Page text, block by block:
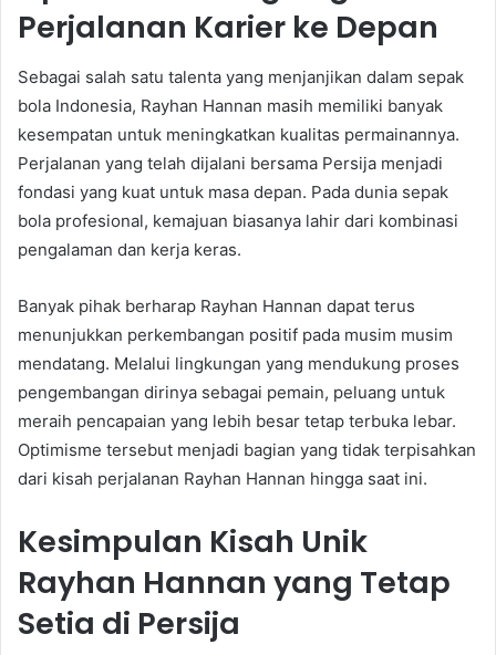
Perjalanan Karier ke Depan
Sebagai salah satu talenta yang menjanjikan dalam sepak
bola Indonesia, Rayhan Hannan masih memiliki banyak
kesempatan untuk meningkatkan kualitas permainannya.
Perjalanan yang telah dijalani bersama Persija menjadi
fondasi yang kuat untuk masa depan. Pada dunia sepak
bola profesional, kemajuan biasanya lahir dari kombinasi
pengalaman dan kerja keras.
Banyak pihak berharap Rayhan Hannan dapat terus
menunjukkan perkembangan positif pada musim musim
mendatang. Melalui lingkungan yang mendukung proses
pengembangan dirinya sebagai pemain, peluang untuk
meraih pencapaian yang lebih besar tetap terbuka lebar.
Optimisme tersebut menjadi bagian yang tidak terpisahkan
dari kisah perjalanan Rayhan Hannan hingga saat ini.
Kesimpulan Kisah Unik
Rayhan Hannan yang Tetap
Setia di Persija